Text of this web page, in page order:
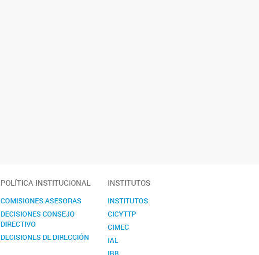
POLÍTICA INSTITUCIONAL
COMISIONES ASESORAS
DECISIONES CONSEJO
DIRECTIVO
DECISIONES DE DIRECCIÓN
INSTITUTOS
INSTITUTOS
CICYTTP
CIMEC
IAL
IBB